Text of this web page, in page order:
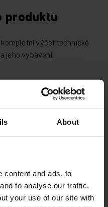
About
content and ads, to
to analyse our traffic.
your use of our site with
produktu
výčet technické
jeho vybavení.
24 V / 150 Ah
mm